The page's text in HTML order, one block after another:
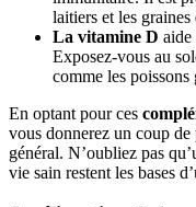
laitiers et les
La vitamine D aide
Exposez-vous au
comme les
En optant pour ces
vous donnerez un coup
général. N’oubliez pas
vie sain restent les bases